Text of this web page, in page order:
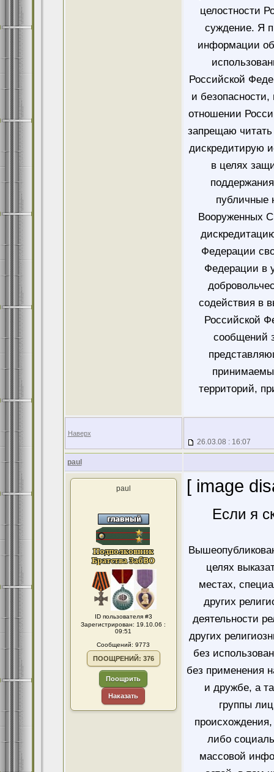
целостности
суждение. Я
информации
Российской
и безопасности,
отношении
запрещаю читать
дискредитирую
в целях
публичные
Вооруженных
Федерации
Федерации в
содействия в
Российской
сообщений
территорий,
Наверх
26.03.08 : 16:07
paul
paul
ID пользователя #3
Зарегистрирован: 19.10.06 :
09:51
Сообщений: 9773
ПООЩРЕНИЙ: 376
Поощрить
Наказать
[ image
Если я
целях
местах,
других
деятельности
других
без
без применения
и дружбе, а
группы
либо
массовой